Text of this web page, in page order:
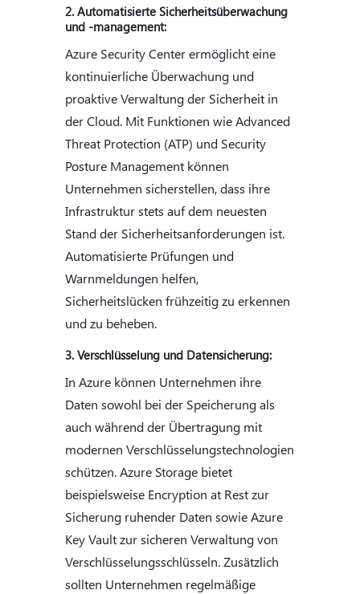
2. Automatisierte Sicherheitsüberwachung
und -management:
Azure Security Center ermöglicht eine
kontinuierliche Überwachung und
proaktive Verwaltung der Sicherheit in
der Cloud. Mit Funktionen wie Advanced
Threat Protection (ATP) und Security
Posture Management können
Unternehmen sicherstellen, dass ihre
Infrastruktur stets auf dem neuesten
Stand der Sicherheitsanforderungen ist.
Automatisierte Prüfungen und
Warnmeldungen helfen,
Sicherheitslücken frühzeitig zu erkennen
und zu beheben.
3. Verschlüsselung und Datensicherung:
In Azure können Unternehmen ihre
Daten sowohl bei der Speicherung als
auch während der Übertragung mit
modernen Verschlüsselungstechnologien
schützen. Azure Storage bietet
beispielsweise Encryption at Rest zur
Sicherung ruhender Daten sowie Azure
Key Vault zur sicheren Verwaltung von
Verschlüsselungsschlüsseln. Zusätzlich
sollten Unternehmen regelmäßige